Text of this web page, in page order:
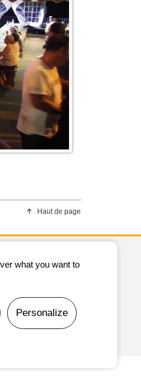
Haut de page
what you want to
Personalize